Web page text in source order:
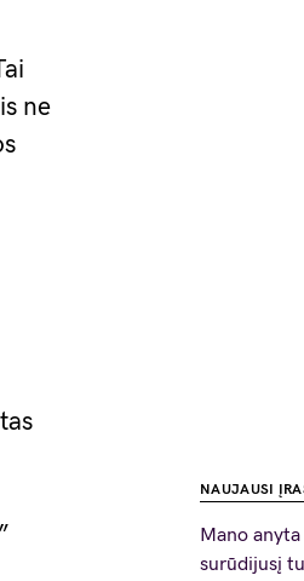
ne
NAUJAUSI
Mano
surūdijusį